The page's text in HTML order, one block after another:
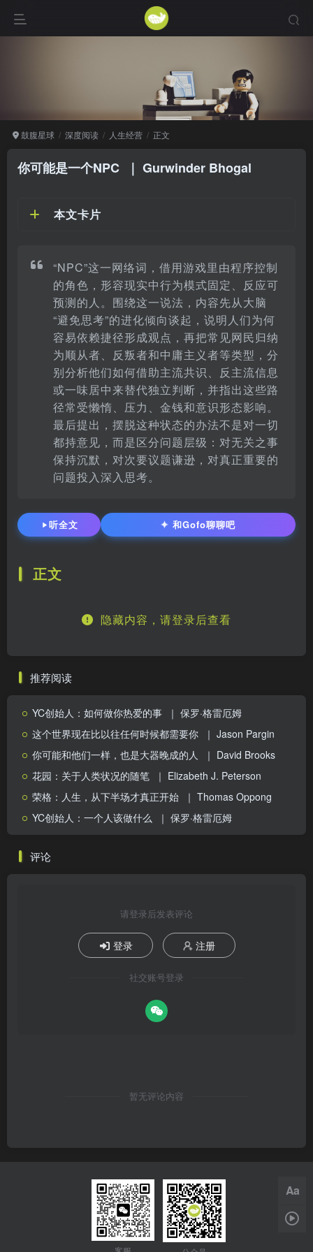
鼓腹星球 深度阅读 人生经营 正文
你可能是一个NPC ｜ Gurwinder Bhogal
本文卡片
“NPC”这一网络词，借用游戏里由程序控制
的角色，形容现实中行为模式固定、反应可
预测的人。围绕这一说法，内容先从大脑
“避免思考”的进化倾向谈起，说明人们为何
容易依赖捷径形成观点，再把常见网民归纳
为顺从者、反叛者和中庸主义者等类型，分
别分析他们如何借助主流共识、反主流信息
或一味居中来替代独立判断，并指出这些路
径常受懒惰、压力、金钱和意识形态影响。
最后提出，摆脱这种状态的办法不是对一切
都持意见，而是区分问题层级：对无关之事
保持沉默，对次要议题谦逊，对真正重要的
问题投入深入思考。
听全文 ✦和Gofo聊聊吧
正文
隐藏内容，请登录后查看
推荐阅读
YC创始人：如何做你热爱的事 ｜ 保罗·格雷厄姆
这个世界现在比以往任何时候都需要你 ｜ Jason Pargin
你可能和他们一样，也是大器晚成的人 ｜ David Brooks
花园：关于人类状况的随笔 ｜ Elizabeth J. Peterson
荣格：人生，从下半场才真正开始 ｜ Thomas Oppong
YC创始人：一个人该做什么 ｜ 保罗·格雷厄姆
评论
请登录后发表评论
登录 注册
社交账号登录
暂无评论内容
Aa